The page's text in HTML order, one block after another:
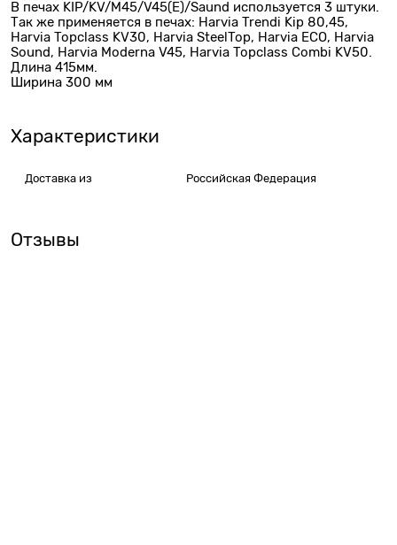
В печах KIP/KV/M45/V45(E)/Saund используется 3 штуки.
Так же применяется в печах: Harvia Trendi Kip 80,45,
Harvia Topclass KV30, Harvia SteelTop, Harvia ECO, Harvia
Sound, Harvia Moderna V45, Harvia Topclass Combi KV50.
Длина 415мм.
Ширина 300 мм
Характеристики
Доставка из Российская Федерация
Отзывы